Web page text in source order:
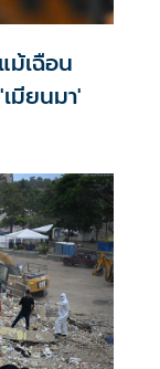
ม้เฉือน
มียนมา'